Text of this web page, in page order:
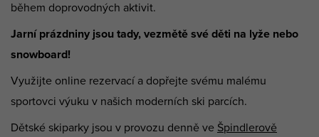
během doprovodných aktivit.
Jarní prázdniny jsou tady, vezmětě své děti na lyže nebo
snowboard!
Využijte online rezervací a dopřejte svému malému
sportovci výuku v našich moderních ski parcích.
Dětské skiparky jsou v provozu denně ve Špindlerově